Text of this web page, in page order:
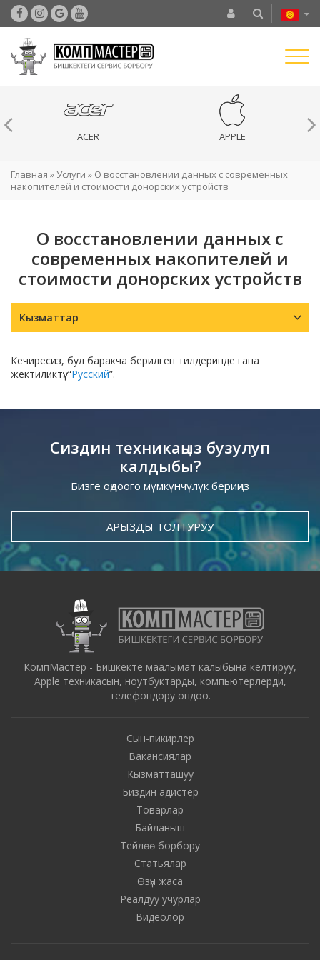
ACER APPLE
Главная »Услуги » О восстановлении данных с современных
накопителей и стоимости донорских устройств
О восстановлении данных с
современных накопителей и
стоимости донорских устройств
Кызматтар
Кечиресиз, бул баракча берилген тилдеринде гана
жектиликтүү: “Русский”.
Сиздин техникаңыз бузулуп
калдыбы?
Бизге оңдоого мүмкүнчүлүк бериңиз
АРЫЗДЫ ТОЛТУРУУ
КомпМастер - Бишкекте маалымат калыбына келтируу,
Apple техникасын, ноутбуктарды, компьютерлерди,
телефондору ондоо.
Сын-пикирлер
Вакансиялар
Кызматташуу
Биздин адистер
Товарлар
Байланыш
Тейлөө борбору
Статьялар
Өзүн жаса
Реалдуу учурлар
Видеолор